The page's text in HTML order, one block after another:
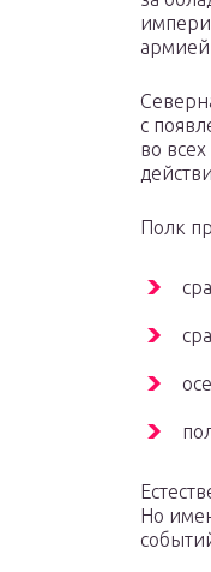
армией
с
во
Полк
Но